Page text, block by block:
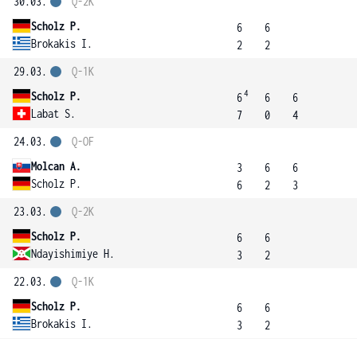
Scholz P.
Brokakis I.
6
2
6
2
29.03.
Scholz P.
Labat S.
Q-1K
64
7
6
0
6
4
24.03.
Molcan A.
Scholz P.
Q-OF
3
6
6
2
6
3
23.03.
Scholz P.
Ndayishimiye H.
Q-2K
6
3
6
2
22.03.
Scholz P.
Brokakis I.
Q-1K
6
3
6
2